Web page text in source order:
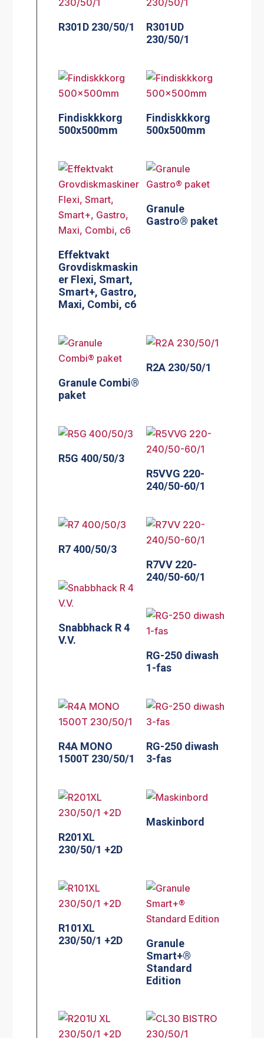
R301D 230/50/1
R301UD
230/50/1
Findiskkkorg
500x500mm
Findiskkkorg
500x500mm
Effektvakt
Grovdiskmaskin
er Flexi, Smart,
Smart+, Gastro,
Maxi, Combi, c6
Granule
Gastro® paket
Granule Combi®
paket
R2A 230/50/1
R5G 400/50/3
R5VVG 220-
240/50-60/1
R7 400/50/3
R7VV 220-
240/50-60/1
Snabbhack R 4
V.V.
RG-250 diwash
1-fas
R4A MONO
1500T 230/50/1
RG-250 diwash
3-fas
R201XL
230/50/1 +2D
Maskinbord
R101XL
230/50/1 +2D
Granule
Smart+®
Standard
Edition